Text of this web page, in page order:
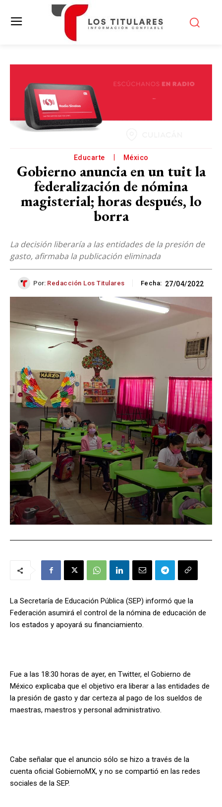
Educarte México
Gobierno anuncia en un tuit la
federalización de nómina
magisterial; horas después, lo
borra
La decisión liberaría a las entidades de la presión de
gasto, afirmaba la publicación eliminada
Por: Redacción Los Titulares Fecha: 27/04/2022
La Secretaría de Educación Pública (SEP) informó que la
Federación asumirá el control de la nómina de educación de
los estados y apoyará su financiamiento.
Fue a las 18:30 horas de ayer, en Twitter, el Gobierno de
México explicaba que el objetivo era liberar a las entidades de
la presión de gasto y dar certeza al pago de los sueldos de
maestras, maestros y personal administrativo.
Cabe señalar que el anuncio sólo se hizo a través de la
cuenta oficial GobiernoMX, y no se compartió en las redes
sociales de la SEP.